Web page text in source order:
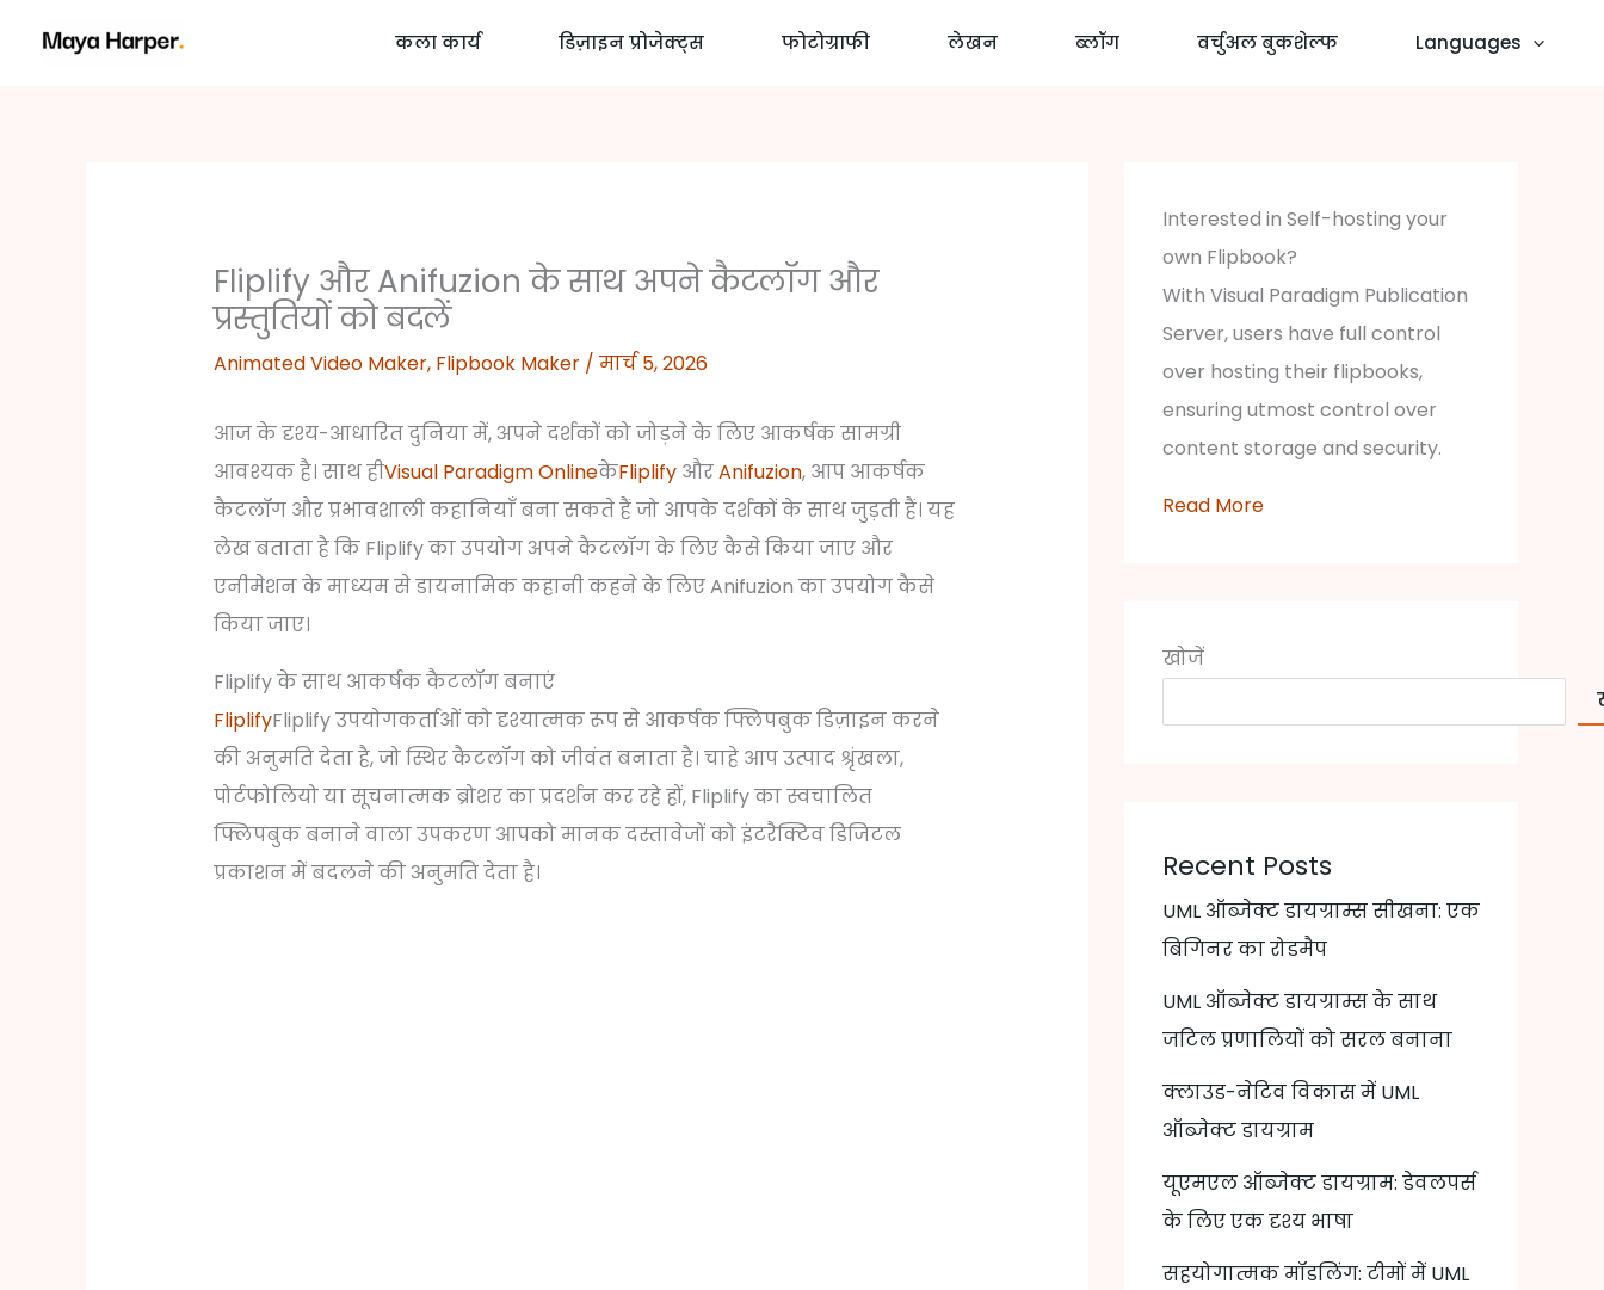
कला कार्य डिज़ाइन प्रोजेक्ट्स फोटोग्राफी लेखन ब्लॉग वर्चुअल बुकशेल्फ Languages
Fliplify और Anifuzion के साथ अपने कैटलॉग और
प्रस्तुतियों को बदलें
Animated Video Maker, Flipbook Maker/ मार्च 5, 2026
आज के दृश्य-आधारित दुनिया में, अपने दर्शकों को जोड़ने के लिए आकर्षक सामग्री
आवश्यक है। साथ हीVisual Paradigm OnlineकेFliplifyऔरAnifuzion, आप आकर्षक
कैटलॉग और प्रभावशाली कहानियाँ बना सकते हैं जो आपके दर्शकों के साथ जुड़ती हैं। यह
लेख बताता है कि Fliplify का उपयोग अपने कैटलॉग के लिए कैसे किया जाए और
एनीमेशन के माध्यम से डायनामिक कहानी कहने के लिए Anifuzion का उपयोग कैसे
किया जाए।
Fliplify के साथ आकर्षक कैटलॉग बनाएं
FliplifyFliplify उपयोगकर्ताओं को दृश्यात्मक रूप से आकर्षक फ्लिपबुक डिज़ाइन करने
की अनुमति देता है, जो स्थिर कैटलॉग को जीवंत बनाता है। चाहे आप उत्पाद श्रृंखला,
पोर्टफोलियो या सूचनात्मक ब्रोशर का प्रदर्शन कर रहे हों, Fliplify का स्वचालित
फ्लिपबुक बनाने वाला उपकरण आपको मानक दस्तावेजों को इंटरैक्टिव डिजिटल
प्रकाशन में बदलने की अनुमति देता है।
Interested in Self-hosting your
own Flipbook?
With Visual Paradigm Publication
Server, users have full control
over hosting their flipbooks,
ensuring utmost control over
content storage and security.
Read More
खोजें
Recent Posts
UML ऑब्जेक्ट डायग्राम्स सीखना: एक
बिगिनर का रोडमैप
UML ऑब्जेक्ट डायग्राम्स के साथ
जटिल प्रणालियों को सरल बनाना
क्लाउड-नेटिव विकास में UML
ऑब्जेक्ट डायग्राम
यूएमएल ऑब्जेक्ट डायग्राम: डेवलपर्स
के लिए एक दृश्य भाषा
सहयोगात्मक मॉडलिंग: टीमों में UML